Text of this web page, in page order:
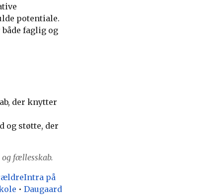
potentiale.
faglig og
der knytter
og støtte, der
fællesskab.
på
• Daugaard